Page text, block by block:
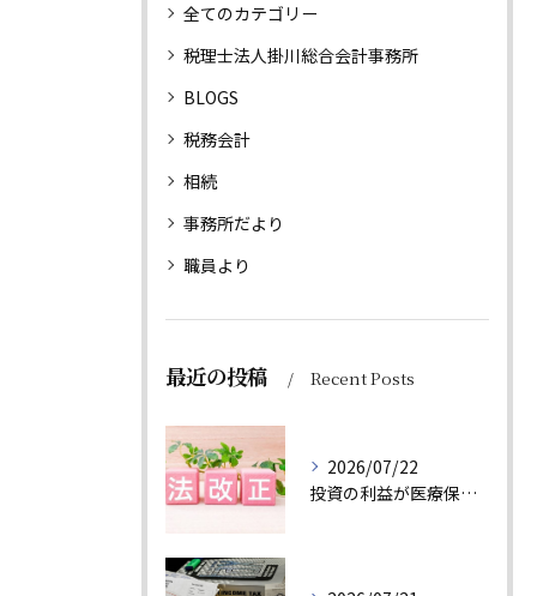
全てのカテゴリー
税理士法人掛川総合会計事務所
BLOGS
税務会計
相続
事務所だより
職員より
最近の投稿 Recent Posts
2026/07/22
投資の利益が医療保険料に反映？健康保険法等の改正で変わる後期高齢者医療制度